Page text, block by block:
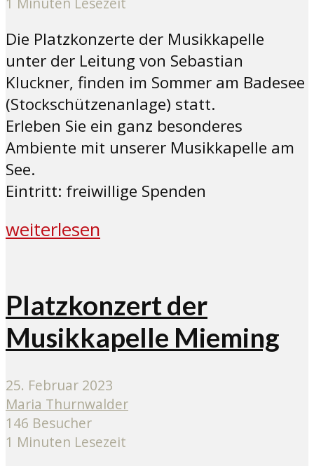
Die Platzkonzerte der Musikkapelle
unter der Leitung von Sebastian
Kluckner, finden im Sommer am Badesee
(Stockschützenanlage) statt.
Erleben Sie ein ganz besonderes
Ambiente mit unserer Musikkapelle am
See.
Eintritt: freiwillige Spenden
weiterlesen
Platzkonzert der
Musikkapelle Mieming
25. Februar 2023
Maria Thurnwalder
146 Besucher
1 Minuten Lesezeit